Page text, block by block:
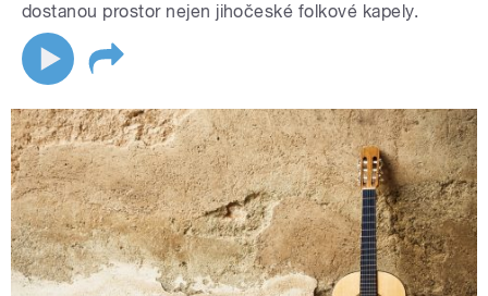
dostanou prostor nejen jihočeské folkové kapely.